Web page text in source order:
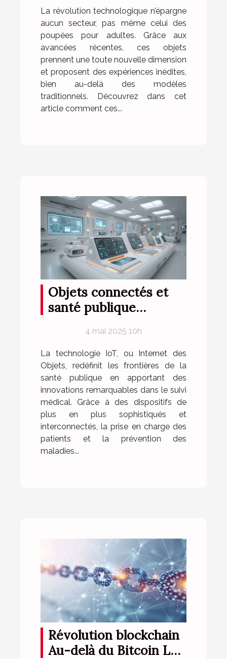
?
La révolution technologique n’épargne
aucun secteur, pas même celui des
poupées pour adultes. Grâce aux
avancées récentes, ces objets
prennent une toute nouvelle dimension
et proposent des expériences inédites,
bien au-delà des modèles
traditionnels. Découvrez dans cet
article comment ces...
Objets connectés et
santé publique
technologie IoT
révolutionne le suivi
médical
4 mai 2025 10h
La technologie IoT, ou Internet des
Objets, redéfinit les frontières de la
santé publique en apportant des
innovations remarquables dans le suivi
médical. Grâce à des dispositifs de
plus en plus sophistiqués et
interconnectés, la prise en charge des
patients et la prévention des
maladies...
Révolution blockchain
Au-delà du Bitcoin Les